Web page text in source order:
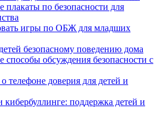
по безопасности для
игры по ОБЖ для младших
безопасному поведению дома
обсуждения безопасности с
телефоне доверия для детей и
кибербуллинге: поддержка детей и